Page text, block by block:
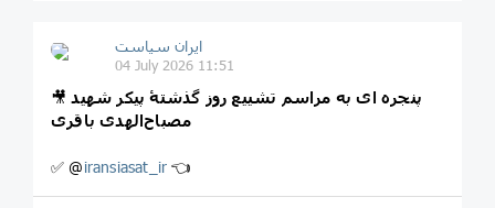
ایران سیاست
04 July 2026 11:51
🎥پنجره ‌ای به مراسم تشییع روز گذشتۀ پیکر شهید
مصباح‌الهدی باقری
✅ @iransiasat_ir 👈